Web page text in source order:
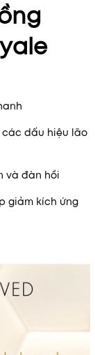
dấu hiệu lão
và đàn hồi
giảm kích ứng